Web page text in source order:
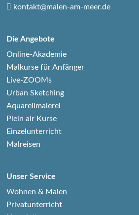
kontakt@malen-am-meer.de
Die Angebote
Online-Akademie
Malkurse für Anfänger
Live-ZOOMs
Urban Sketching
Aquarellmalerei
Plein air Kurse
Einzelunterricht
Malreisen
Unser Service
Wohnen & Malen
Privatunterricht